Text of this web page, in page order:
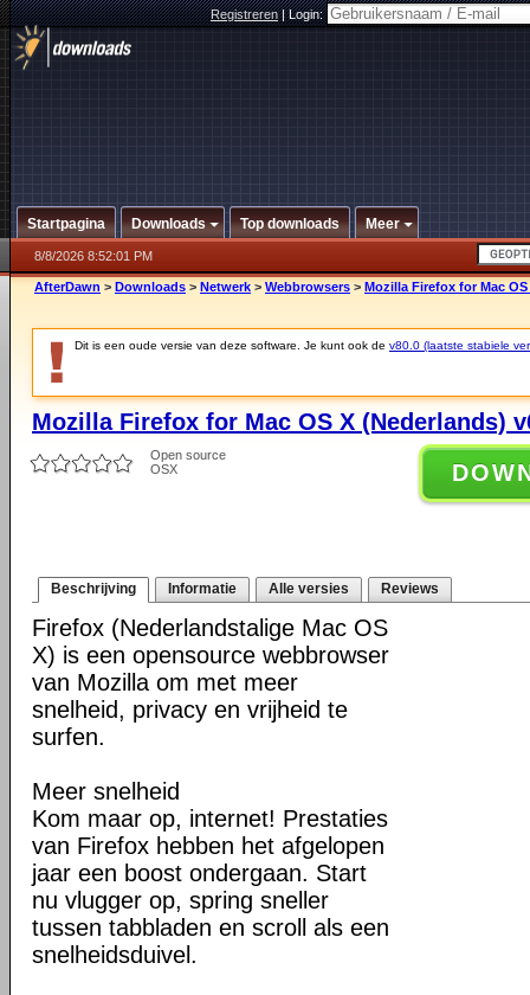
Registreren|Login:
Startpagina Downloads Top downloads Meer
8/8/2026 8:52:01 PM
AfterDawn > Downloads > Netwerk > Webbrowsers > Mozilla Firefox for Mac
Dit is een oude versie van deze software. Je kunt ook de v80.0 (laatste stabiele
Mozilla Firefox for Mac OS X (Nederlands)
Open source
OSX
Beschrijving Informatie Alle versies Reviews
Firefox (Nederlandstalige Mac OS
X) is een opensource webbrowser
van Mozilla om met meer
snelheid, privacy en vrijheid te
surfen.
Meer snelheid
Kom maar op, internet! Prestaties
van Firefox hebben het afgelopen
jaar een boost ondergaan. Start
nu vlugger op, spring sneller
tussen tabbladen en scroll als een
snelheidsduivel.